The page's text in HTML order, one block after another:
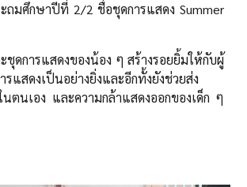
ศึกษาปีที่ 2/2 ชื่อชุดการแสดง Summer
ชุดการแสดงของน้อง ๆ สร้างรอยยิ้มให้กับผู้
รแสดงเป็นอย่างยิ่งและอีกทั้งยังช่วยส่ง
นตนเอง และความกล้าแสดงออกของเด็ก ๆ